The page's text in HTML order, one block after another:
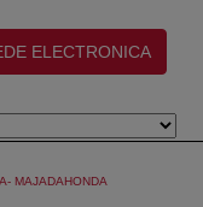
en nueva ventana)
ELECTRONICA
MAJADAHONDA